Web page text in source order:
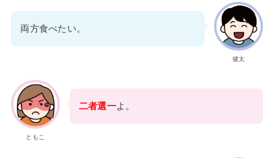
健太
両方食べたい。
ともこ
二者選一よ。